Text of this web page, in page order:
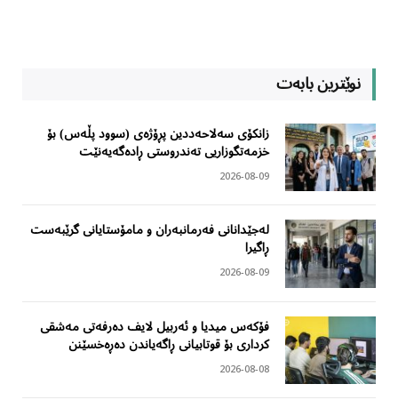
نوێترین بابەت
زانکۆی سەلاحەددین پڕۆژەی (سوود پڵەس) بۆ
خزمەتگوزاریی تەندروستی ڕادەگەیەنێت
2026-08-09
لەجێدانانی فەرمانبەران و مامۆستایانی گرێبەست
ڕاگیرا
2026-08-09
فۆکەس میدیا و ئەربیل لایف دەرفەتی مەشقی
کرداری بۆ قوتابیانی ڕاگەیاندن دەڕەخسێنن
2026-08-08